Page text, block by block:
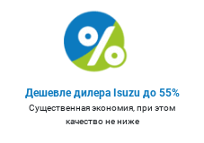
Дешевле дилера Isuzu до 55%
Существенная экономия, при этом
качество не ниже